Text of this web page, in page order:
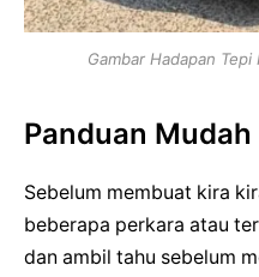
Gambar Hadapan
Panduan
Sebelum membuat kira
beberapa perkara atau
dan ambil tahu sebelum